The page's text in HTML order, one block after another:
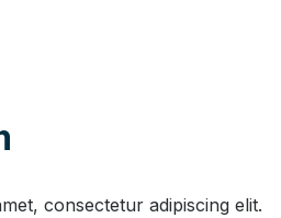
consectetur adipiscing elit.